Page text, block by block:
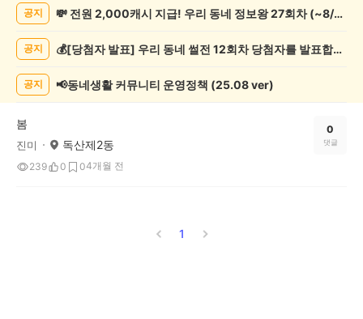
록
공지 💸 전원 2,000캐시 지급! 우리 동네 정보왕 27회차 (~8/10)
공지 💰[당첨자 발표] 우리 동네 썰전 12회차 당첨자를 발표합니다!
공지 📢동네생활 커뮤니티 운영정책 (25.08 ver)
봄
진미 독산제2동
239 0 04개월 전
0
댓글
1